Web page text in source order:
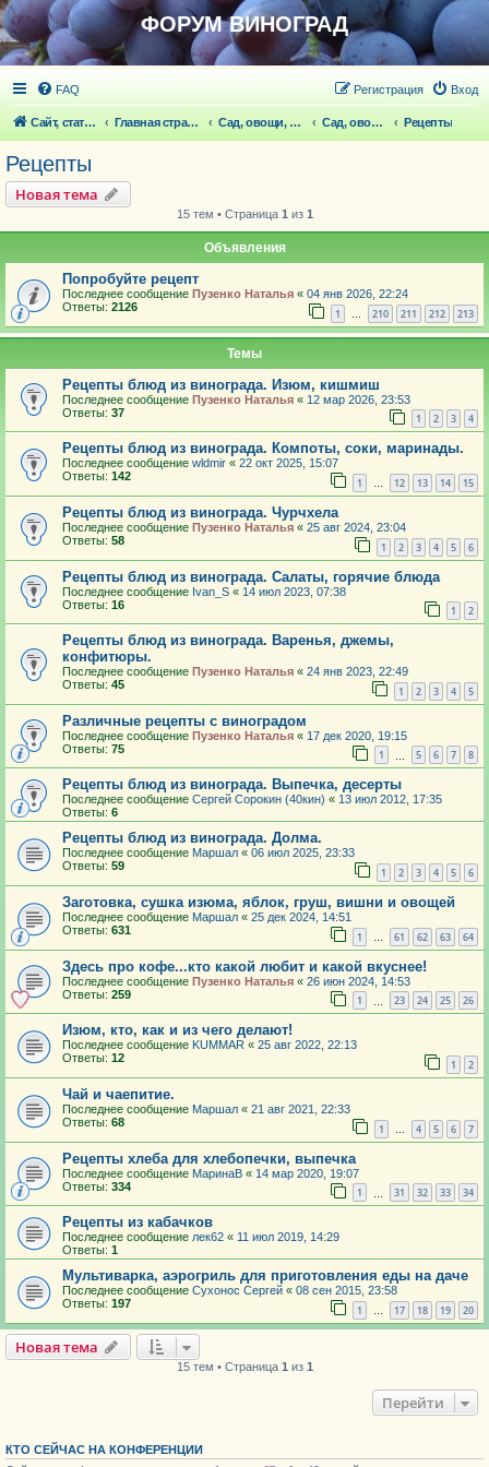
ФОРУМ ВИНОГРАД
FAQ Вход
Регистрация
Сайт, статьи Главная страница Сад, овощи, ягодники, цветы, беседка Сад, овощи, ягодники, цветы Рецепты
Рецепты
Новая тема
15 тем • Страница 1 из 1
Объявления
Попробуйте рецепт
Последнее сообщение Пузенко Наталья « 04 янв 2026, 22:24
Ответы: 2126 1 … 210 211 212 213
Темы
Рецепты блюд из винограда. Изюм, кишмиш
Последнее сообщение Пузенко Наталья « 12 мар 2026, 23:53
Ответы: 37 1 2 3 4
Рецепты блюд из винограда. Компоты, соки, маринады.
Последнее сообщение wldmir « 22 окт 2025, 15:07
Ответы: 142 1 … 12 13 14 15
Рецепты блюд из винограда. Чурчхела
Последнее сообщение Пузенко Наталья « 25 авг 2024, 23:04
Ответы: 58 1 2 3 4 5 6
Рецепты блюд из винограда. Салаты, горячие блюда
Последнее сообщение Ivan_S « 14 июл 2023, 07:38
Ответы: 16 1 2
Рецепты блюд из винограда. Варенья, джемы,
конфитюры.
Последнее сообщение Пузенко Наталья « 24 янв 2023, 22:49
Ответы: 45 1 2 3 4 5
Различные рецепты с виноградом
Последнее сообщение Пузенко Наталья « 17 дек 2020, 19:15
Ответы: 75 1 5 6 7 8
Рецепты блюд из винограда. Выпечка, десерты
Последнее сообщение Сергей Сорокин (40кин) « 13 июл 2012, 17:35
Ответы: 6
Рецепты блюд из винограда. Долма.
Последнее сообщение Маршал « 06 июл 2025, 23:33
Ответы: 59 1 2 3 4 5 6
Заготовка, сушка изюма, яблок, груш, вишни и овощей
Последнее сообщение Маршал « 25 дек 2024, 14:51
Ответы: 631 1 … 61 62 63 64
Здесь про кофе...кто какой любит и какой вкуснее!
Последнее сообщение Пузенко Наталья « 26 июн 2024, 14:53
Ответы: 259 1 23 24 25 26
Изюм, кто, как и из чего делают!
Последнее сообщение KUMMAR « 25 авг 2022, 22:13
Ответы: 12 1 2
Чай и чаепитие.
Последнее сообщение Маршал « 21 авг 2021, 22:33
Ответы: 68 1 … 4 5 6 7
Рецепты хлеба для хлебопечки, выпечка
Последнее сообщение МаринаВ « 14 мар 2020, 19:07
Ответы: 334 1 31 32 33 34
Рецепты из кабачков
Последнее сообщение лек62 « 11 июл 2019, 14:29
Ответы: 1
Мультиварка, аэрогриль для приготовления еды на даче
Последнее сообщение Сухонос Сергей « 08 сен 2015, 23:58
Ответы: 197 1 … 17 18 19 20
Новая тема
15 тем • Страница 1 из 1
Перейти
КТО СЕЙЧАС НА КОНФЕРЕНЦИИ